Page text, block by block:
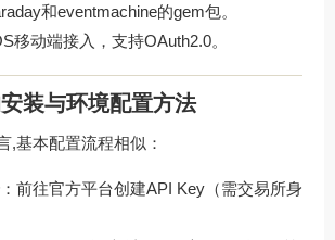
和eventmachine的gem包。
移动端接入，支持OAuth2.0。
装与环境配置方法
,基本配置流程相似：
：前往官方平台创建API Key（需交易所身